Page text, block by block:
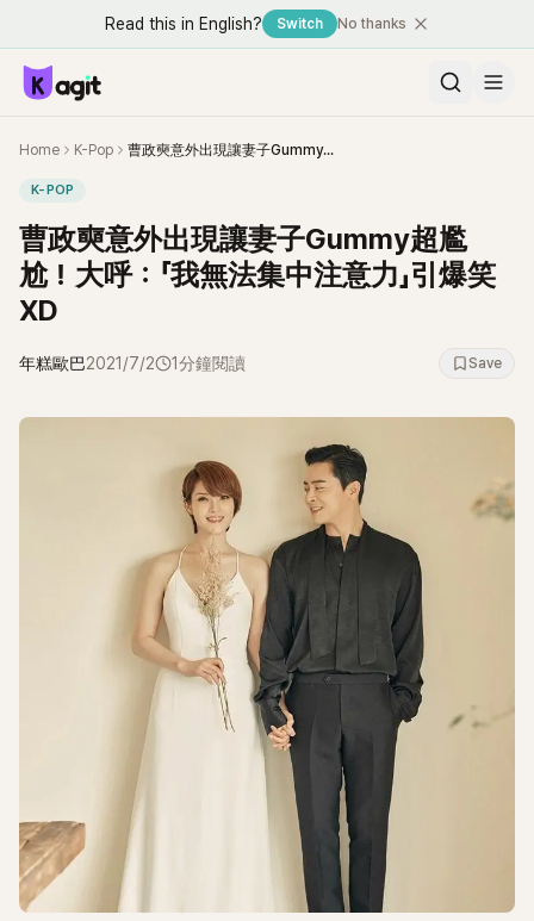
Read this in English? Switch No thanks
Home K-Pop 曹政奭意外出現讓妻子Gummy超尷尬！大呼：「我無法集中注意力」引爆笑XD
K-POP
曹政奭意外出現讓妻子Gummy超尷
尬！大呼：「我無法集中注意力」引爆笑
XD
年糕歐巴2021/7/2 1分鐘閱讀 Save